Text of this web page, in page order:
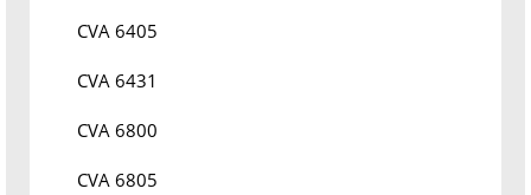
CVA 6405
CVA 6431
CVA 6800
CVA 6805